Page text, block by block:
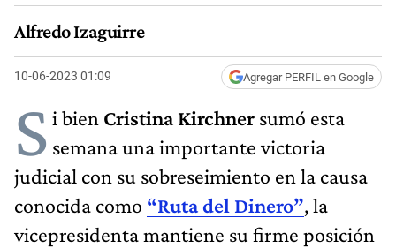
Alfredo Izaguirre
10-06-2023 01:09 Agregar PERFIL en Google
S i bien Cristina Kirchner sumó esta
semana una importante victoria
judicial con su sobreseimiento en la causa
conocida como “Ruta del Dinero”, la
vicepresidenta mantiene su firme posición